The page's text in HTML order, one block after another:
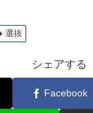
選抜
シェアする
Facebook